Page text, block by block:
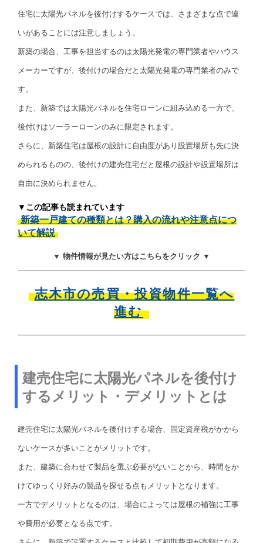
住宅に太陽光パネルを後付けするケースでは、さまざまな点で違
いがあることには注意しましょう。
新築の場合、工事を担当するのは太陽光発電の専門業者やハウス
メーカーですが、後付けの場合だと太陽光発電の専門業者のみで
す。
また、新築では太陽光パネルを住宅ローンに組み込める一方で、
後付けはソーラーローンのみに限定されます。
さらに、新築住宅は屋根の設計に自由度があり設置場所も先に決
められるものの、後付けの建売住宅だと屋根の設計や設置場所は
自由に決められません。
▼この記事も読まれています
新築一戸建ての種類とは？購入の流れや注意点につ
いて解説
▼ 物件情報が見たい方はこちらをクリック ▼
志木市の売買・投資物件一覧へ
進む
建売住宅に太陽光パネルを後付け
するメリット・デメリットとは
建売住宅に太陽光パネルを後付けする場合、固定資産税がかから
ないケースが多いことがメリットです。
また、建築に合わせて製品を選ぶ必要がないことから、時間をか
けてゆっくり好みの製品を探せる点もメリットとなります。
一方でデメリットとなるのは、場合によっては屋根の補強に工事
や費用が必要となる点です。